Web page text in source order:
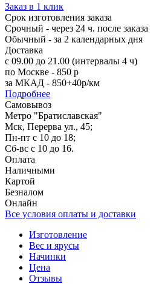
Заказ в 1 клик
Срок изготовления заказа
Срочный - через 24 ч. после заказа
Обычный - за 2 календарных дня
Доставка
с 09.00 до 21.00 (интервалы 4 ч)
по Москве - 850 р
за МКАД - 850+40р/км
Подробнее
Самовывоз
Метро "Братиславская"
Мск, Перерва ул., 45;
Пн-пт с 10 до 18;
Сб-вс с 10 до 16.
Оплата
Наличными
Картой
Безналом
Онлайн
Все условия оплаты и доставки
Изготовление
Вес и ярусы
Начинки
Цена
Отзывы